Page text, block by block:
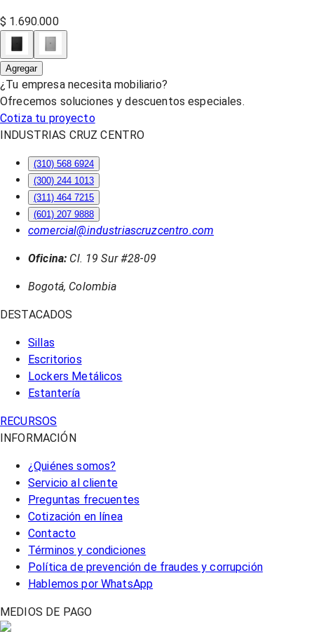
$ 1.690.000
Agregar
¿Tu empresa necesita mobiliario?
Ofrecemos soluciones y descuentos especiales.
Cotiza tu proyecto
INDUSTRIAS CRUZ CENTRO
(310) 568 6924
(300) 244 1013
(311) 464 7215
(601) 207 9888
comercial@industriascruzcentro.com
Oficina: Cl. 19 Sur #28-09
Bogotá, Colombia
DESTACADOS
Sillas
Escritorios
Lockers Metálicos
Estantería
RECURSOS
INFORMACIÓN
¿Quiénes somos?
Servicio al cliente
Preguntas frecuentes
Cotización en línea
Contacto
Términos y condiciones
Política de prevención de fraudes y corrupción
Hablemos por WhatsApp
MEDIOS DE PAGO